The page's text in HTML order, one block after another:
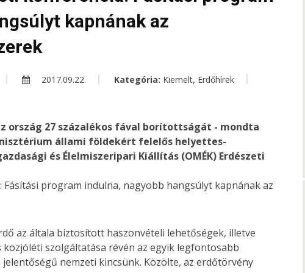
kapnának az
2017.09.22. Kategória: Kiemelt, Erdőhírek
ország 27 százalékos fával borítottságát - mondta
állami földekért felelős helyettes-
és Élelmiszeripari Kiállítás (OMÉK) Erdészeti
az általa biztosított haszonvételi lehetőségek, illetve
közjóléti szolgáltatása révén az egyik legfontosabb
nemzeti kincsünk. Közölte, az erdőtörvény